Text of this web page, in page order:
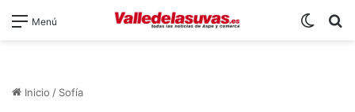
Menú
Inicio / Sofía